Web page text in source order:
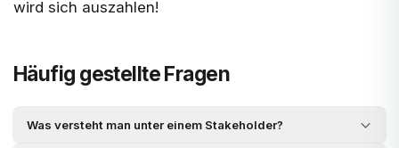
wird sich auszahlen!
Häufig gestellte Fragen
Was versteht man unter einem Stakeholder?